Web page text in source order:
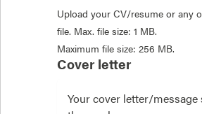
Upload your CV/resume or any
file. Max. file size: 1 MB.
Maximum file size: 256 MB.
Cover letter